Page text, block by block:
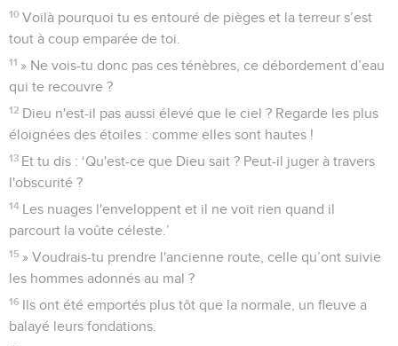
10 Voilà pourquoi tu es entouré de pièges et la terreur s’est
tout à coup emparée de toi.
11 » Ne vois-tu donc pas ces ténèbres, ce débordement d’eau
qui te recouvre ?
12 Dieu n'est-il pas aussi élevé que le ciel ? Regarde les plus
éloignées des étoiles : comme elles sont hautes !
13 Et tu dis : ‘Qu'est-ce que Dieu sait ? Peut-il juger à travers
l'obscurité ?
14 Les nuages l'enveloppent et il ne voit rien quand il
parcourt la voûte céleste.’
15 » Voudrais-tu prendre l'ancienne route, celle qu’ont suivie
les hommes adonnés au mal ?
16 Ils ont été emportés plus tôt que la normale, un fleuve a
balayé leurs fondations.